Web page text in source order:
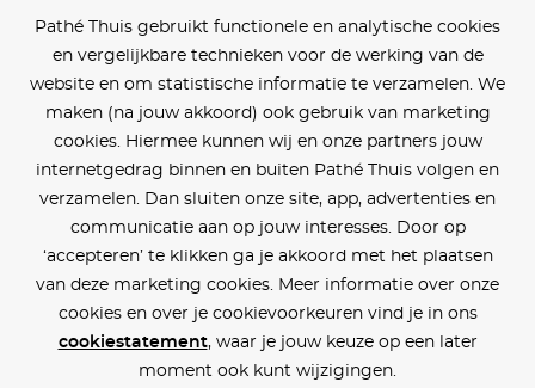
Pathé Thuis gebruikt functionele en analytische cookies
en vergelijkbare technieken voor de werking van de
website en om statistische informatie te verzamelen. We
maken (na jouw akkoord) ook gebruik van marketing
cookies. Hiermee kunnen wij en onze partners jouw
internetgedrag binnen en buiten Pathé Thuis volgen en
verzamelen. Dan sluiten onze site, app, advertenties en
communicatie aan op jouw interesses. Door op
‘accepteren’ te klikken ga je akkoord met het plaatsen
van deze marketing cookies. Meer informatie over onze
cookies en over je cookievoorkeuren vind je in ons
cookiestatement, waar je jouw keuze op een later
moment ook kunt wijzigingen.
Klantenservice
Betaalinstellingen
Cookie voorkeuren
Over Pathé Thuis
Bioscopen
CVD